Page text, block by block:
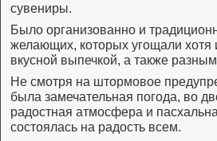
сувениры.
Было организованно и
желающих, которых угощали хотя
вкусной выпечкой, а также
Не смотря на штормовое
была замечательная погода, во
радостная атмосфера и
состоялась на радость всем.